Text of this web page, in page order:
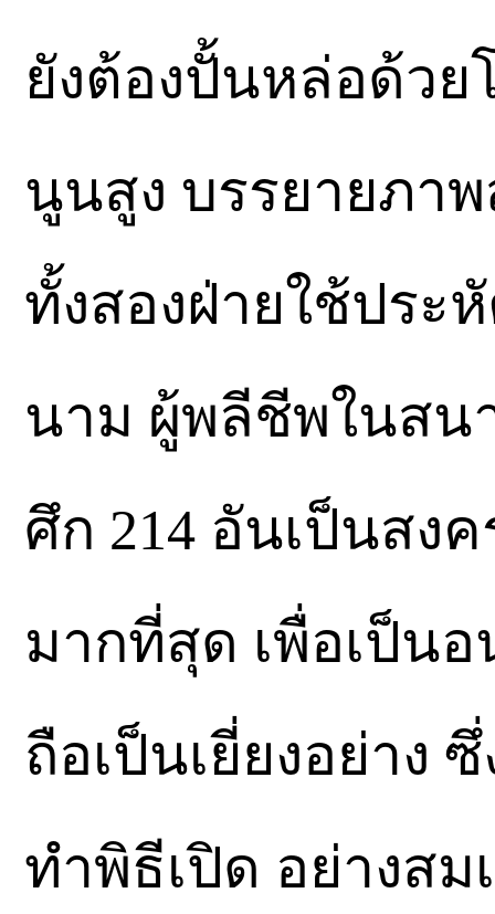
ยังต้องปั้นหล่อด้วย
นูนสูง บรรยายภา
ทั้งสองฝ่ายใช้ประ
นาม ผู้พลีชีพในสน
ศึก 214 อันเป็นสง
มากที่สุด เพื่อเป็น
ถือเป็นเยี่ยงอย่าง
ทำพิธีเปิด อย่างส